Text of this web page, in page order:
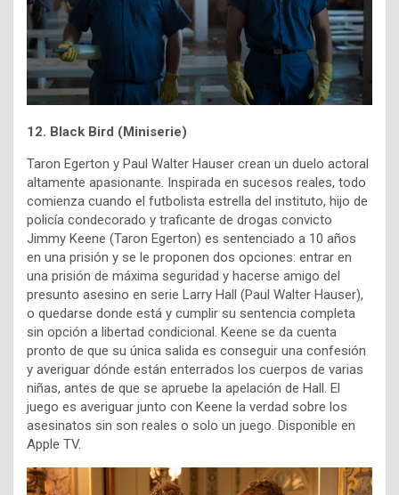
12. Black Bird (Miniserie)
Taron Egerton y Paul Walter Hauser crean un duelo actoral
altamente apasionante. Inspirada en sucesos reales, todo
comienza cuando el futbolista estrella del instituto, hijo de
policía condecorado y traficante de drogas convicto
Jimmy Keene (Taron Egerton) es sentenciado a 10 años
en una prisión y se le proponen dos opciones: entrar en
una prisión de máxima seguridad y hacerse amigo del
presunto asesino en serie Larry Hall (Paul Walter Hauser),
o quedarse donde está y cumplir su sentencia completa
sin opción a libertad condicional. Keene se da cuenta
pronto de que su única salida es conseguir una confesión
y averiguar dónde están enterrados los cuerpos de varias
niñas, antes de que se apruebe la apelación de Hall. El
juego es averiguar junto con Keene la verdad sobre los
asesinatos sin son reales o solo un juego. Disponible en
Apple TV.